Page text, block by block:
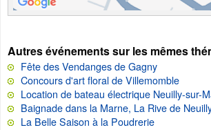
Autres événements sur les mêmes
Fête des Vendanges de Gagny
Concours d'art floral de Villemomble
Location de bateau électrique Neuilly-sur-
Baignade dans la Marne, La Rive de
La Belle Saison à la Poudrerie